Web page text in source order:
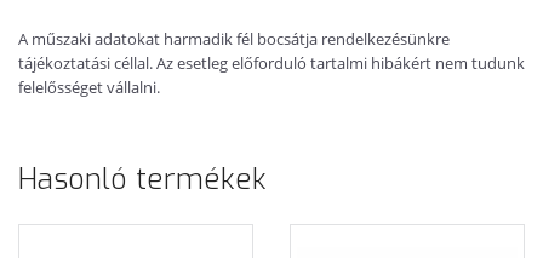
A műszaki adatokat harmadik fél bocsátja rendelkezésünkre
tájékoztatási céllal. Az esetleg előforduló tartalmi hibákért nem tudunk
felelősséget vállalni.
Hasonló termékek